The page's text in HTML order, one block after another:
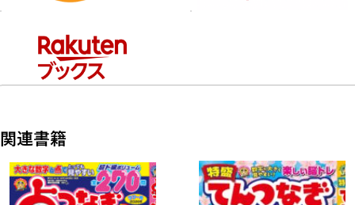
どしどしご応募お待ちしております。
関連書籍